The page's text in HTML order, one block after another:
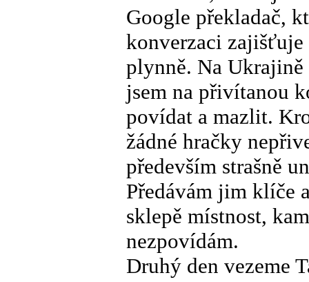
Google překladač,
konverzaci
plynně. Na
jsem na přivítanou
povídat a mazlit.
žádné hračky
především strašně
Předávám jim klíče
sklepě místnost,
nezpovídám.
Druhý den vezeme